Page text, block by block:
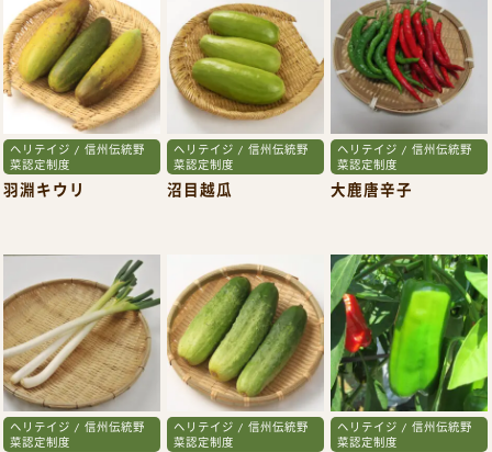
ヘリテイジ / 信州伝統野
菜認定制度
羽淵キウリ
ヘリテイジ / 信州伝統野
菜認定制度
沼目越瓜
ヘリテイジ / 信州伝統野
菜認定制度
大鹿唐辛子
ヘリテイジ / 信州伝統野
菜認定制度
ヘリテイジ / 信州伝統野
菜認定制度
ヘリテイジ / 信州伝統野
菜認定制度